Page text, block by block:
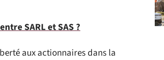
SARL et SAS ?
aux actionnaires dans la